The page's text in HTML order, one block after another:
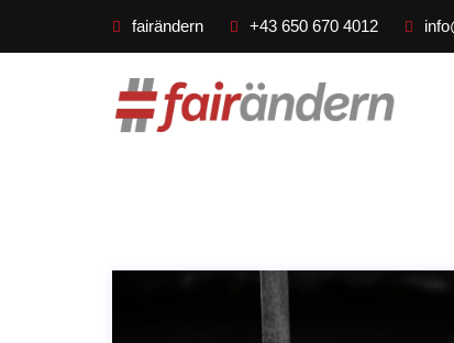
fairändern +43 650 670 4012